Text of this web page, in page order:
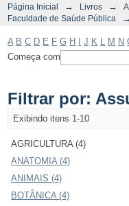
Página Inicial → Livros →
Faculdade de Saúde Pública
→
A B C D E F G H J K M N
Começa com
Filtrar por:
Exibindo itens 1-10
AGRICULTURA (4)
ANATOMIA (4)
ANIMAIS (4)
BOTÂNICA (4)